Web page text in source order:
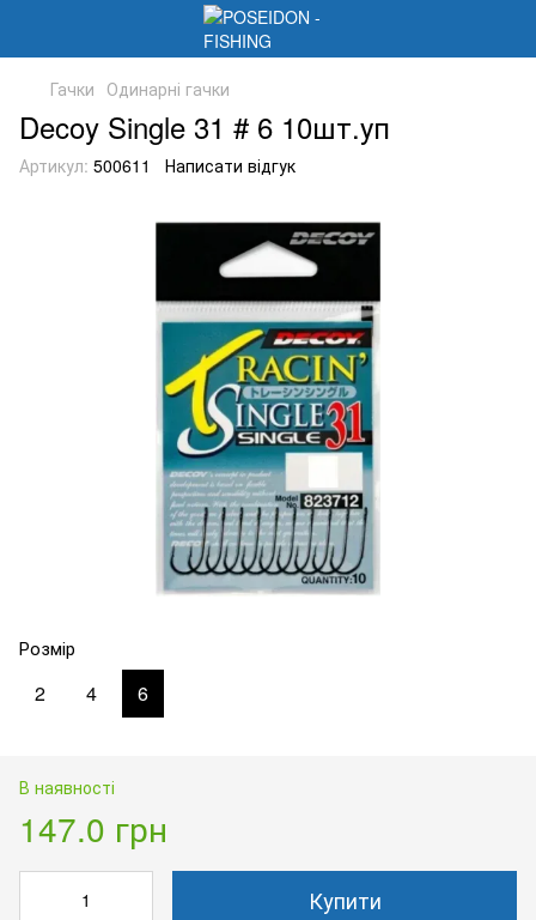
Гачки Одинарні гачки
Decoy Single 31 # 6 10шт.уп
Артикул: 500611 Написати відгук
Розмір
2 4 6
В наявності
147.0 грн
Купити